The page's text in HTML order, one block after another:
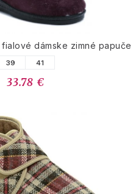
dámske zimné papuče
39 41
33.78 €